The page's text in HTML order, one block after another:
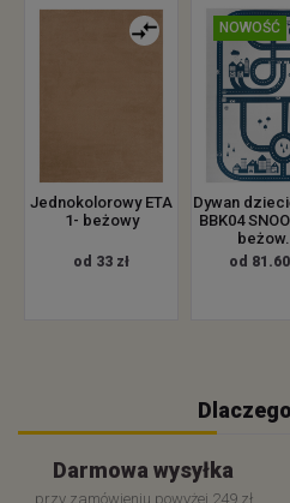
Jednokolorowy ETA
1- beżowy
od 33 zł
NOWOŚĆ
Dywan
BBK04
od 81.60
Darmowa wysyłka
przy zamówieniu powyżej 249 zł